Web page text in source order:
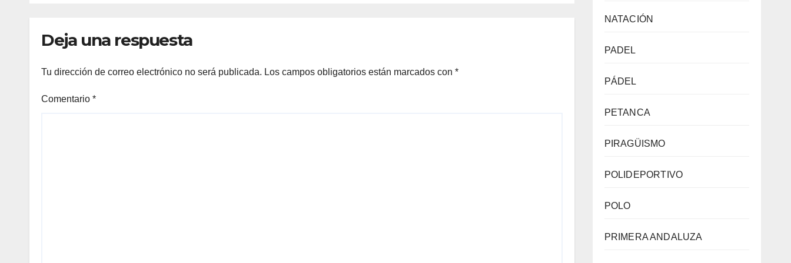
Mapfre
Deja una respuesta
Tu dirección de correo electrónico no será publicada. Los campos obligatorios están marcados con *
Comentario *
NATACIÓN
PADEL
PÁDEL
PETANCA
PIRAGÜISMO
POLIDEPORTIVO
POLO
PRIMERA ANDALUZA